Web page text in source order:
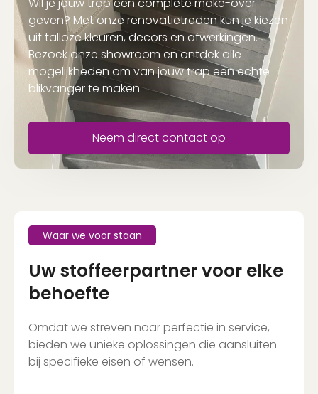
geven? Met onze renovatietreden kun je kiezen
uit talloze kleuren, decors en afwerkingen.
Bezoek onze showroom en ontdek alle
mogelijkheden om van jouw trap een echte
blikvanger te maken.
Neem direct contact op
Waar we voor staan
Uw stoffeerpartner voor elke
behoefte
Omdat we streven naar perfectie in service,
bieden we unieke oplossingen die aansluiten
bij specifieke eisen of wensen.